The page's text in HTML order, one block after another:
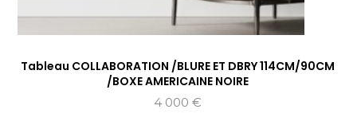
Tableau COLLABORATION /BLURE ET DBRY 114CM/90CM
/BOXE AMERICAINE NOIRE
4 000€